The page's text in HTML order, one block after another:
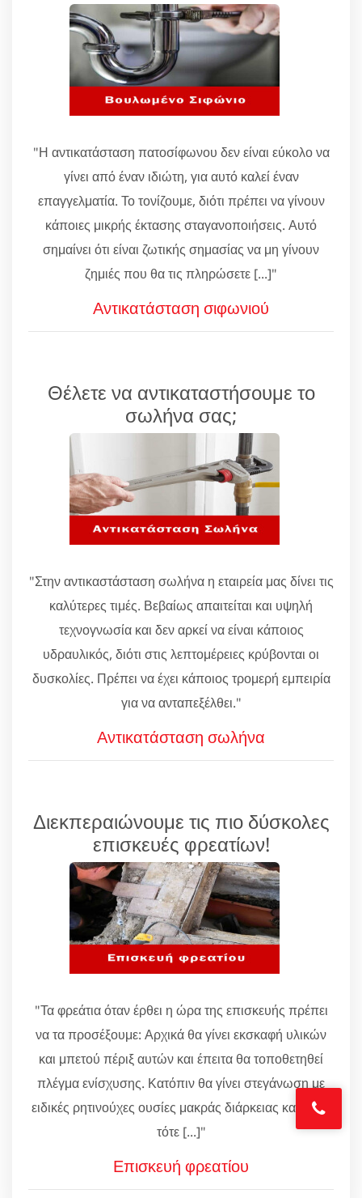
"Η αντικατάσταση πατοσίφωνου δεν είναι εύκολο να
γίνει από έναν ιδιώτη, για αυτό καλεί έναν
επαγγελματία. Το τονίζουμε, διότι πρέπει να γίνουν
κάποιες μικρής έκτασης σταγανοποιήσεις. Αυτό
σημαίνει ότι είναι ζωτικής σημασίας να μη γίνουν
ζημιές που θα τις πληρώσετε [...]"
Αντικατάσταση σιφωνιού
Θέλετε να αντικαταστήσουμε το
σωλήνα σας;
"Στην αντικαστάσταση σωλήνα η εταιρεία μας δίνει τις
καλύτερες τιμές. Βεβαίως απαιτείται και υψηλή
τεχνογνωσία και δεν αρκεί να είναι κάποιος
υδραυλικός, διότι στις λεπτομέρειες κρύβονται οι
δυσκολίες. Πρέπει να έχει κάποιος τρομερή εμπειρία
για να ανταπεξέλθει."
Αντικατάσταση σωλήνα
Διεκπεραιώνουμε τις πιο δύσκολες
επισκευές φρεατίων!
"Τα φρεάτια όταν έρθει η ώρα της επισκευής πρέπει
να τα προσέξουμε: Αρχικά θα γίνει εκσκαφή υλικών
και μπετού πέριξ αυτών και έπειτα θα τοποθετηθεί
πλέγμα ενίσχυσης. Κατόπιν θα γίνει στεγάνωση με
ειδικές ρητινούχες ουσίες μακράς διάρκειας και μόνο
τότε [...]"
Επισκευή φρεατίου